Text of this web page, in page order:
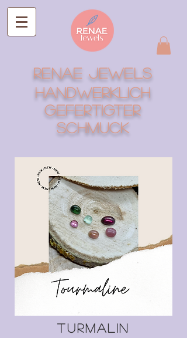
RENAE Jewels
Handwerklich
gefertigter
Schmuck
Turmalin